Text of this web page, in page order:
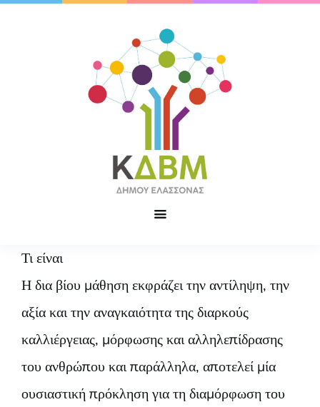
Τι είναι
Η δια βίου μάθηση εκφράζει την αντίληψη, την
αξία και την αναγκαιότητα της διαρκούς
καλλιέργειας, μόρφωσης και αλληλεπίδρασης
του ανθρώπου και παράλληλα, αποτελεί μία
ουσιαστική πρόκληση για τη διαμόρφωση του